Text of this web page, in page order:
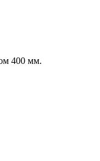
400 мм.